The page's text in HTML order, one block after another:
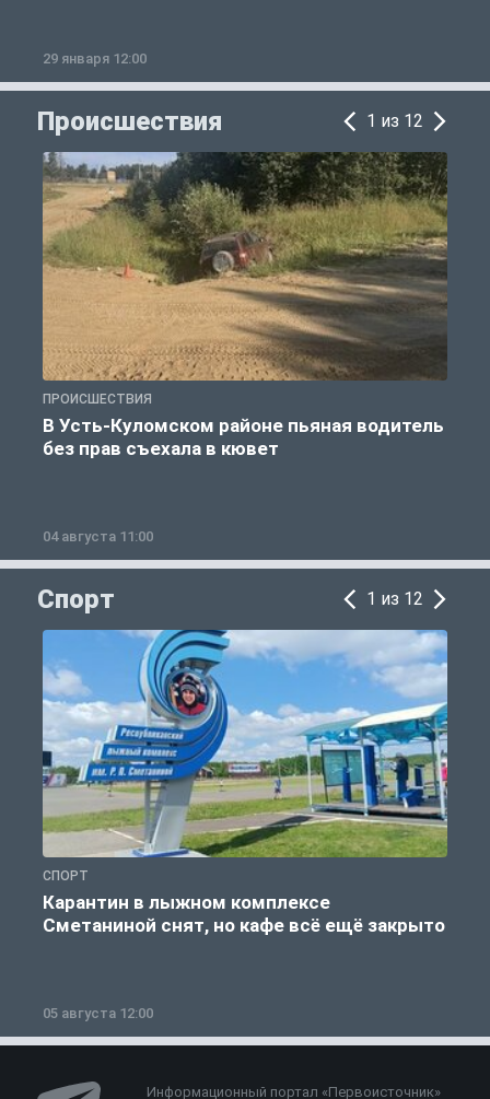
29 января 12:00
Происшествия 1 из 12
ПРОИСШЕСТВИЯ
В Усть-Куломском районе пьяная водитель
без прав съехала в кювет
04 августа 11:00
Спорт 1 из 12
СПОРТ
Карантин в лыжном комплексе
Сметаниной снят, но кафе всё ещё закрыто
05 августа 12:00
Информационный портал «Первоисточник»